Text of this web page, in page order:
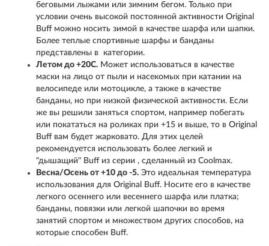
беговыми лыжами или зимним бегом. Только при
условии очень высокой постоянной активности Original
Buff можно носить зимой в качестве шарфа или шапки.
Более теплые спортивные шарфы и банданы
представлены в категории.
Летом до +20С. Может использоваться в качестве
маски на лицо от пыли и насекомых при катании на
велосипеде или мотоцикле, а также в качестве
банданы, но при низкой физической активности. Если
же вы решили заняться спортом, например побегать
или покататься на роликах при +15 и выше, то в Original
Buff вам будет жарковато. Для этих целей
рекомендуется использовать более легкий и
"дышащий" Buff из серии , сделанный из Coolmax.
Весна/Осень от +10 до -5. Это идеальная температура
использования для Original Buff. Носите его в качестве
легкого осеннего или весеннего шарфа или платка;
банданы, повязки или легкой шапочки во время
занятий спортом и множеством других способов, на
которые способен Buff.